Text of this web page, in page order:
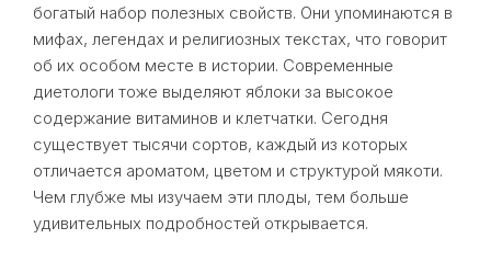
богатый набор полезных свойств. Они упоминаются в
мифах, легендах и религиозных текстах, что говорит
об их особом месте в истории. Современные
диетологи тоже выделяют яблоки за высокое
содержание витаминов и клетчатки. Сегодня
существует тысячи сортов, каждый из которых
отличается ароматом, цветом и структурой мякоти.
Чем глубже мы изучаем эти плоды, тем больше
удивительных подробностей открывается.